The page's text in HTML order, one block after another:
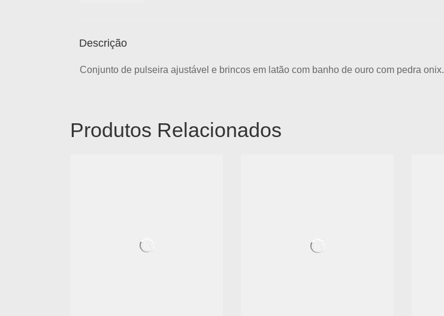
Descrição
Conjunto de pulseira ajustável e brincos em latão com banho de ouro com pedra onix.
Produtos Relacionados